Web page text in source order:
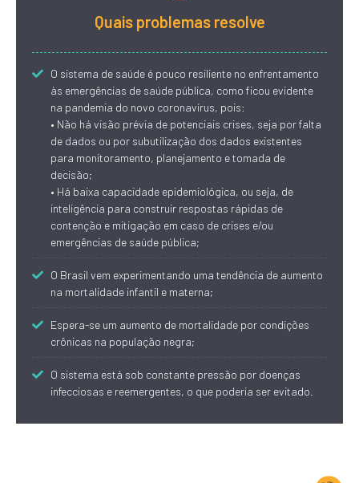
Quais problemas resolve
O sistema de saúde é pouco resiliente no enfrentamento
às emergências de saúde pública, como ficou evidente
na pandemia do novo coronavírus, pois:
• Não há visão prévia de potenciais crises, seja por falta
de dados ou por subutilização dos dados existentes
para monitoramento, planejamento e tomada de
decisão;
• Há baixa capacidade epidemiológica, ou seja, de
inteligência para construir respostas rápidas de
contenção e mitigação em caso de crises e/ou
emergências de saúde pública;
O Brasil vem experimentando uma tendência de aumento
na mortalidade infantil e materna;
Espera-se um aumento de mortalidade por condições
crônicas na população negra;
O sistema está sob constante pressão por doenças
infecciosas e reemergentes, o que poderia ser evitado.